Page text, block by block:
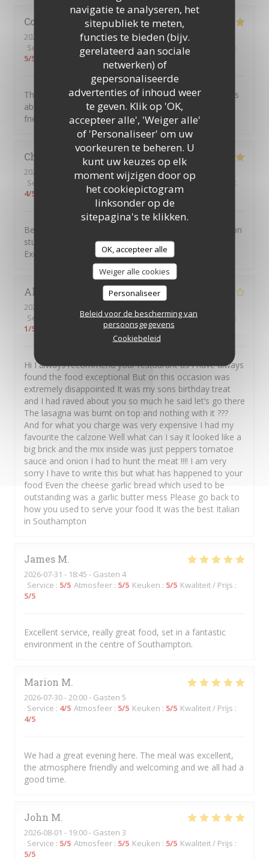
navigatie te analyseren, het
sitepubliek te meten,
functies te bieden (bijv.
gerelateerd aan sociale
netwerken) of
gepersonaliseerde
advertenties of inhoud weer
te geven. Klik op 'OK,
accepteer alle', 'Weiger alle'
of 'Personaliseer' om uw
voorkeuren te beheren. U
kunt uw keuzes op elk
moment wijzigen door op
het cookiepictogram
linksonder op de
sitepagina's te klikken.
OK, accepteer alle
Weiger alle cookies
Personaliseer
Beleid voor de bescherming van
persoonsgegevens
Cookiebeleid
Colin
2026-08-04
- 20:00 - Gasten 2
Service
Atmosfeer: 5/5 Keuken:5/5 Kwaliteit / Prijs
:
5/5
This was our first visit to Piccolo Mondo. The food was
absolutely delicious and the staff were extremely
friendly. We will be returning.
Christian
2026-08-01
- 20:45 - Gasten 7
Service
Atmosfeer: 5/5 Keuken: 5 /5 Kwaliteit / Prijs
:
4/5
Been going to to the Picolo Mondo for years as my son
studied in Southampton and it never disappoints me.
Excellent food and service!!
Alison
2026-08-03
Service
Atmosfeer:2/5 Keuken:1/5 Kwaliteit / Prijs
:
1/5
Hi I always recommend your restaurant as I have always
found the food exceptional But on this occasion was
extremely disappointed It was my sons birthday treat
and I had raved about you so much he said let’s go there
The lasagna was burnt on top and nothing with it ???
And for what you charge was very expensive I had my
favourite the calzone Well what can I say it looked like a
big brick and the mix inside was just peppers tomatoe
sauce and onion I had to hunt the meat !!!! I am very
sorry I have to write this but what has happened to your
food Even the cheese garlic bread which used to be
outstanding was a garlic butter mess Please go back to
how you used to serve your food It was the best Italian
in Southampton
James M
2026-07-31 - 18:45 - Gasten 4
Service : 5/5 Atmosfeer : 5/5 Keuken : 5/5 Kwaliteit / Prijs :
5/5
Excellent service, really great food, set in a fantastic
environment in the centre of Southampton.
Marion M
2026-07-30- 20:00 - Gasten 5
Service : 4/5 Atmosfeer : 5/5 Keuken : 5/5 Kwaliteit / Prijs :
4/5
We had a great evening here. The meal was excellent,
the atmosphere friendly and welcoming and we all had a
good time.
John M
2026-08-01 - 19:00 - Gasten 3
Service : 5/5 Atmosfeer : 5/5 Keuken : 5/5 Kwaliteit / Prijs :
5/5